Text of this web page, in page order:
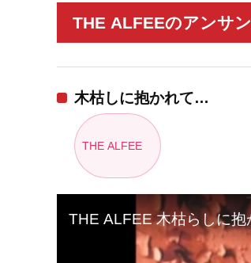
THE ALFEEのアンサ
木枯しに抱かれて…
THE ALFEE
THE ALFEE 木枯らしに抱